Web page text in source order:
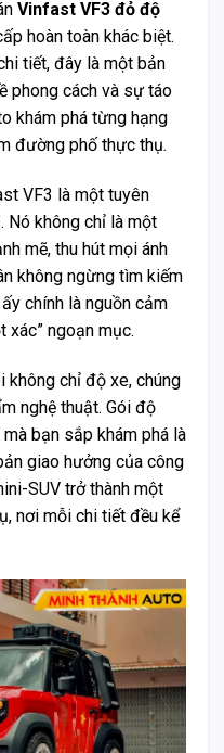
Vinfast VF3 đỏ độ
hoàn toàn khác biệt.
tiết, đây là một bản
phong cách và sự táo
khám phá từng hạng
đường phố thực thụ.
VF3 là một tuyên
Nó không chỉ là một
mẽ, thu hút mọi ánh
không ngừng tìm kiếm
chính là nguồn cảm
xác” ngoạn mục.
không chỉ độ xe, chúng
nghệ thuật. Gói độ
bạn sắp khám phá là
giao hưởng của công
SUV trở thành một
nơi mỗi chi tiết đều kể